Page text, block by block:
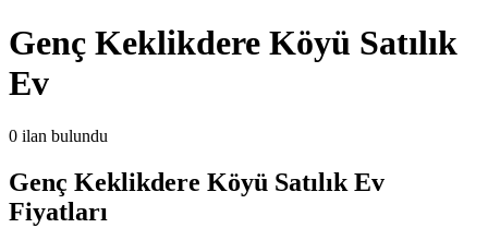
Genç Keklikdere Köyü Satılık
Ev
0 ilan bulundu
Genç Keklikdere Köyü Satılık Ev
Fiyatları